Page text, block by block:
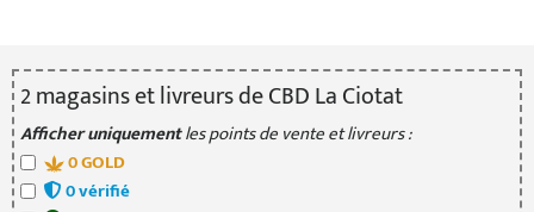
2magasinset livreursde CBD La Ciotat
Afficher uniquementles points de vente et livreurs :
0GOLD
0vérifié